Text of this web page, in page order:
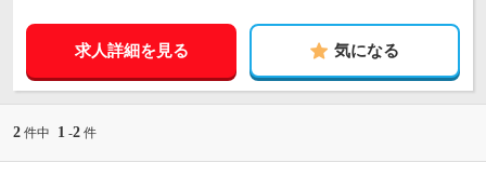
求人詳細を見る 気になる
2 件中 1 -2 件